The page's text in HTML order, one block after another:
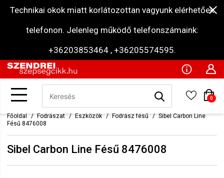
Technikai okok miatt korlátozottan vagyunk elérhetőek
telefonon. Jelenleg működő telefonszámaink:
+36203853464 , +36205574595.
0
Főoldal Fodrászat Eszközök Fodrász fésű
Sibel Carbon Line
Fésű 8476008
Sibel Carbon Line Fésű 8476008